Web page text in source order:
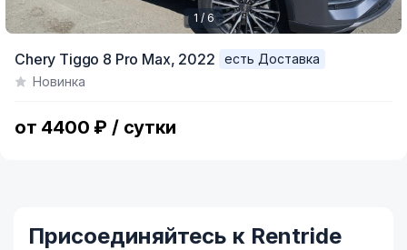
of
1 / 6
Chery Tiggo 8 Pro Max, 2022
есть Доставка
Новинка
от 4400 ₽ / сутки
Присоединяйтесь к Rentride